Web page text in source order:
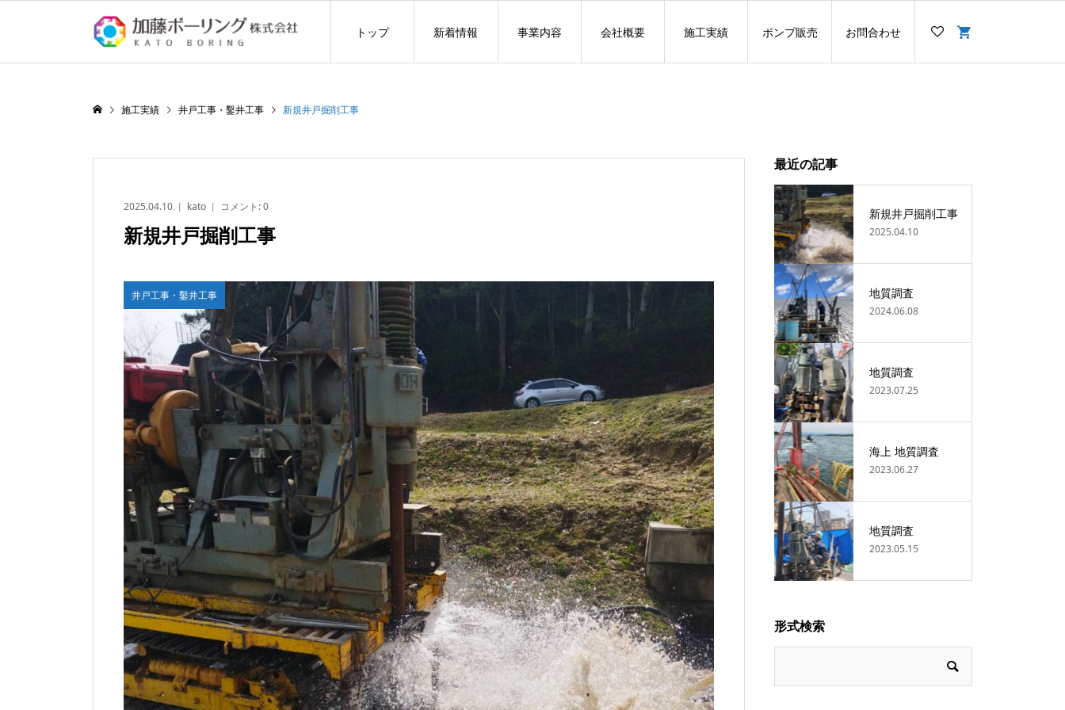
トップ 新着情報 事業内容 会社概要 施工実績 ポンプ販売 お問合わせ
施工実績 井戸工事・鑿井工事 新規井戸掘削工事
2025.04.10 kato コメント:0
新規井戸掘削工事
井戸工事・鑿井工事
最近の記事
新規井戸掘削工事
2025.04.10
地質調査
2024.06.08
地質調査
2023.07.25
海上 地質調査
2023.06.27
地質調査
2023.05.15
形式検索